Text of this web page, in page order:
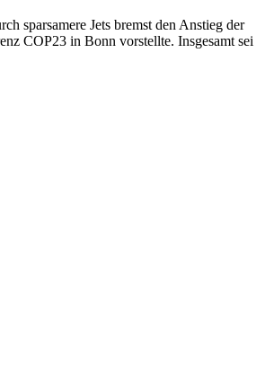
sparsamere Jets bremst den Anstieg der
COP23 in Bonn vorstellte. Insgesamt sei